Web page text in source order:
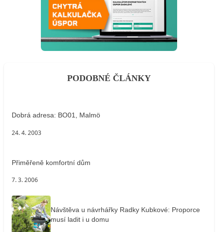
PODOBNÉ ČLÁNKY
Dobrá adresa: BO01, Malmö
24. 4. 2003
Přiměřeně komfortní dům
7. 3. 2006
Návštěva u návrhářky Radky Kubkové: Proporce
musí ladit i u domu